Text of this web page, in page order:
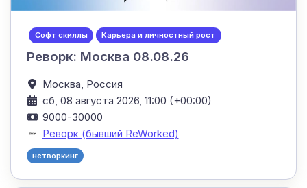
Софт скиллы Карьера и личностный рост
Реворк: Москва 08.08.26
Москва, Россия
сб, 08 августа 2026, 11:00 (+00:00)
9000-30000
Реворк (бывший ReWorked)
нетворкинг